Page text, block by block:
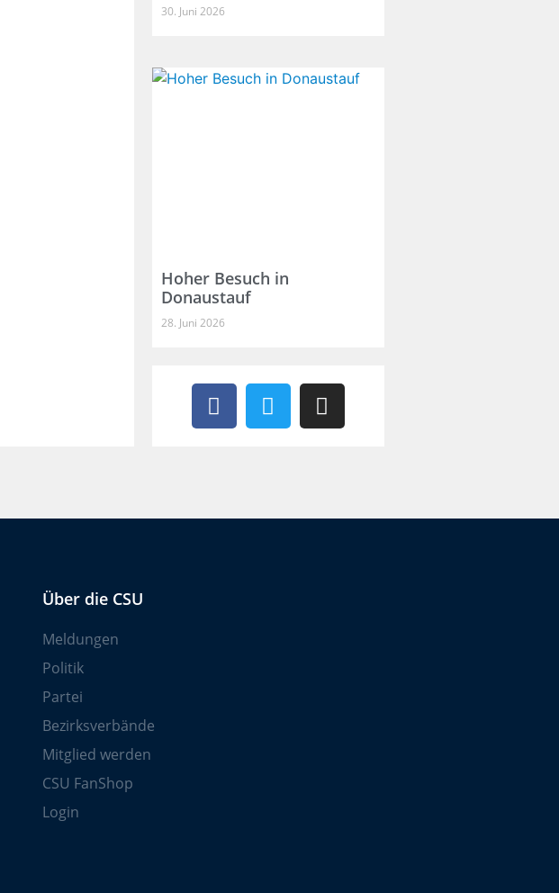
30. Juni 2026
Hoher Besuch in
Donaustauf
28. Juni 2026
Über die CSU
Meldungen
Politik
Partei
Bezirksverbände
Mitglied werden
CSU FanShop
Login